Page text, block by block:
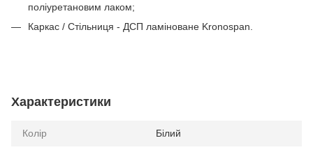
поліуретановим лаком;
Каркас / Стільниця - ДСП ламіноване Kronospan.
Характеристики
Колір Білий